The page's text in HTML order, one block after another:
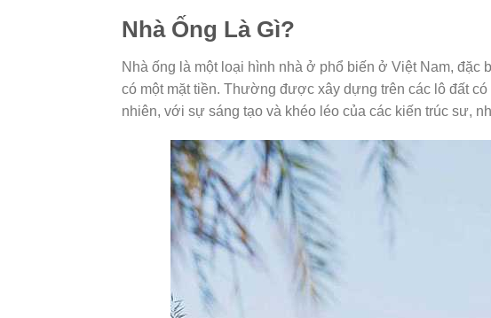
Nhà Ống Là Gì?
Nhà ống là một loại hình nhà ở phổ biến ở Việt Nam,
có một mặt tiền. Thường được xây dựng trên các lô đất
nhiên, với sự sáng tạo và khéo léo của các kiến trúc sư,